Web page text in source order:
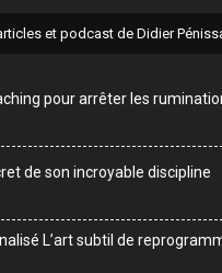
et podcast de Didier
pour arrêter les
de son incroyable discipline
L’art subtil de